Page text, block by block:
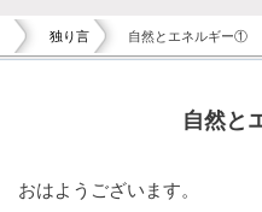
独り言 自然とエネルギー①
自然と
おはようございます。